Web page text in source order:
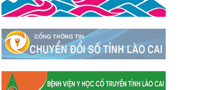
Xã Y Tý
Xã A Mú Sung
Xã Trịnh Tường
Xã Nậm Chày
Xã Bản Xèo
Xã Bát Xát
Xã Võ Lao
Xã Khánh Yên